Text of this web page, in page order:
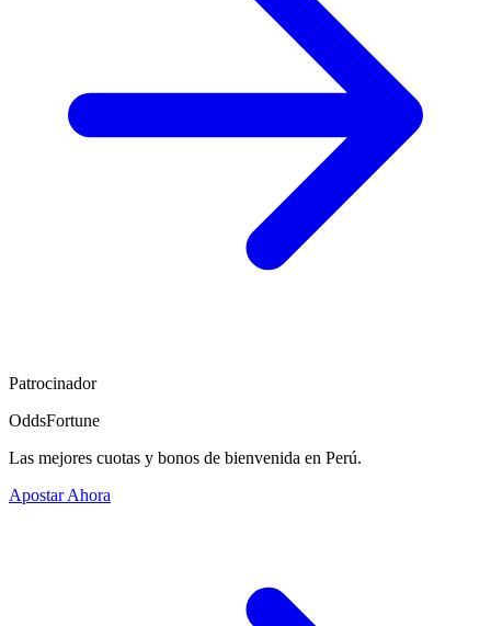
Patrocinador
OddsFortune
Las mejores cuotas y bonos de bienvenida en Perú.
Apostar Ahora